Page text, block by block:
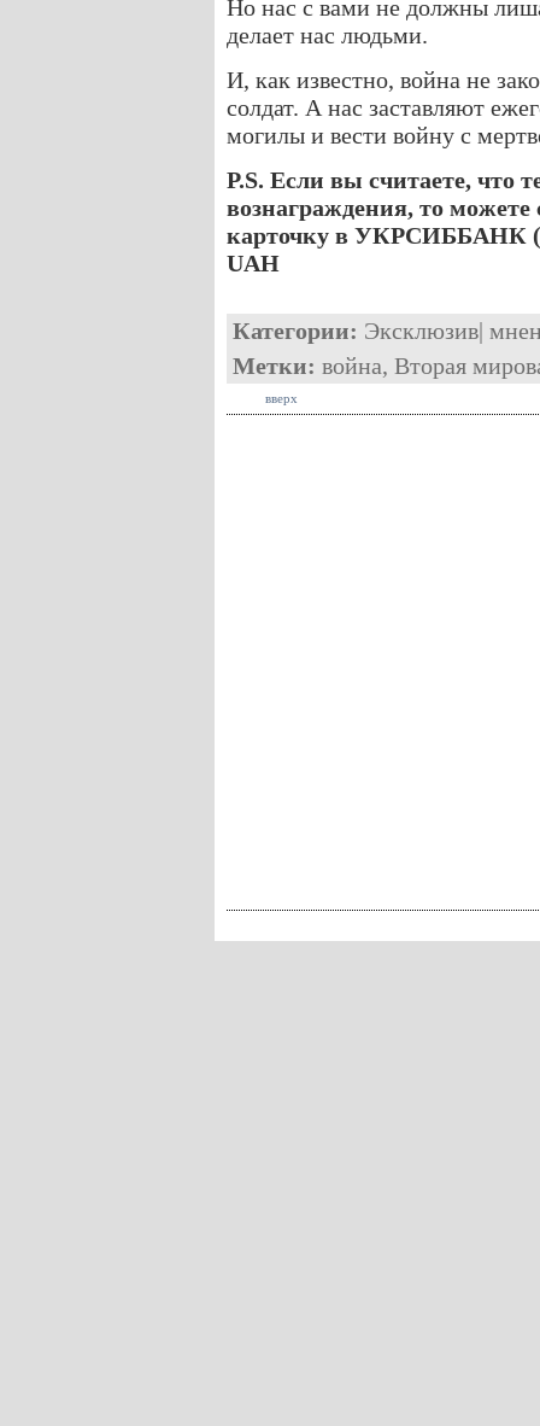
Но нас с вами не должны
делает нас людьми.
И, как известно, война не
солдат. А нас заставляют
могилы и вести войну с
P.S. Если вы считаете, что
вознаграждения, то
карточку в УКРСИББАНК
UAH
Категории: Эксклюзив|
Метки: война, Вторая
вверх